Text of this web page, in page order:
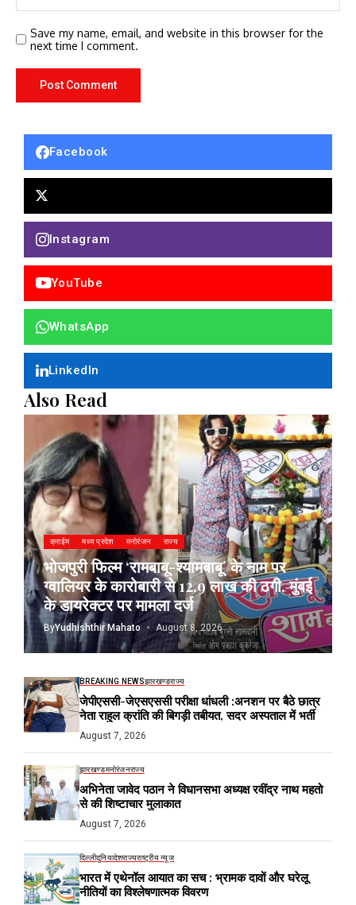
Save my name, email, and website in this browser for the
next time I comment.
Facebook
Instagram
YouTube
WhatsApp
LinkedIn
Also Read
क्राईम मध्य प्रदेश मनोरंजन राज्य
भोजपुरी फिल्म ‘रामबाबू-श्यामबाबू’ के नाम पर
ग्वालियर के कारोबारी से 12.9 लाख की ठगी, मुंबई
के डायरेक्टर पर मामला दर्ज
ByYudhishthir Mahato August 8, 2026
BREAKING NEWSझारखण्डराज्य
जेपीएससी-जेएसएससी परीक्षा धांधली :अनशन पर बैठे छात्र
नेता राहुल क्रांति की बिगड़ी तबीयत, सदर अस्पताल में भर्ती
August 7, 2026
झारखण्डमनोरंजनराज्य
अभिनेता जावेद पठान ने विधानसभा अध्यक्ष रवींद्र नाथ महतो
से की शिष्टाचार मुलाकात
August 7, 2026
दिल्लीदुनियादेशराज्यराष्ट्रीय न्यूज
भारत में एथेनॉल आयात का सच : भ्रामक दावों और घरेलू
नीतियों का विश्लेषणात्मक विवरण